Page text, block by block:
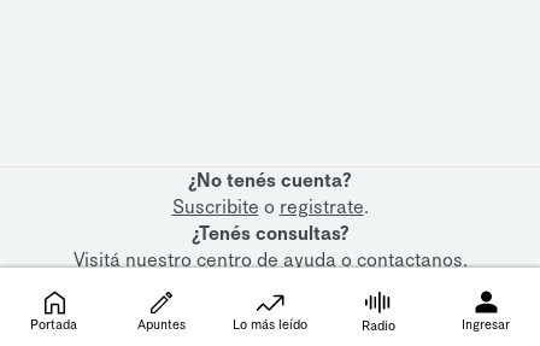
¿No tenés cuenta?
Suscribite o registrate.
¿Tenés consultas?
Visitá nuestrocentro de ayudaocontactanos.
Portada Apuntes Lo más leído Radio Ingresar